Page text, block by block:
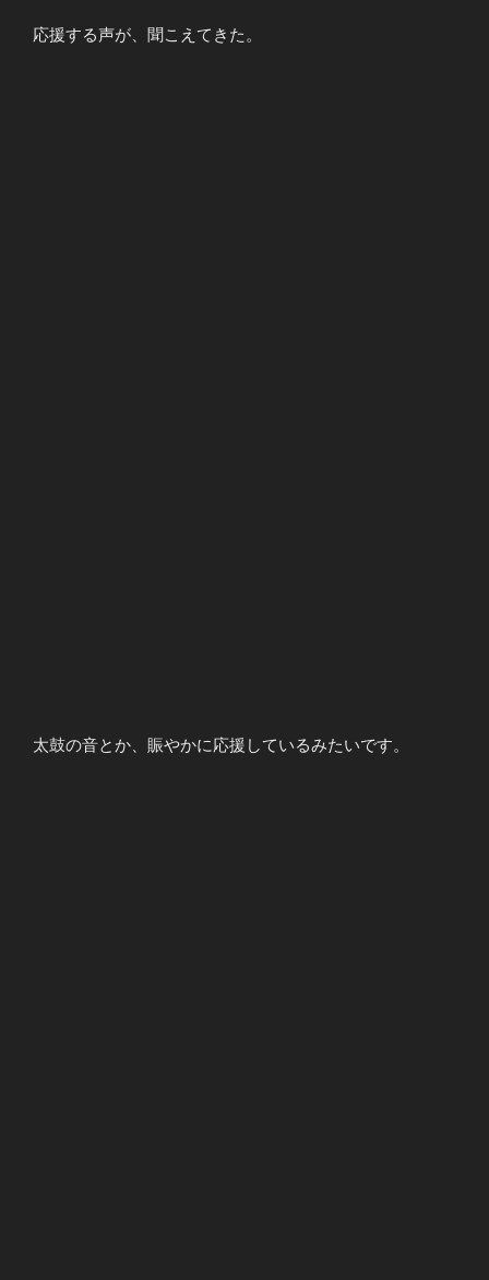
応援する声が、聞こえてきた。
太鼓の音とか、賑やかに応援しているみたいです。